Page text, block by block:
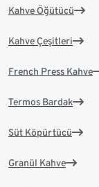
Kahve Öğütücü
Kahve Çeşitleri
French Press Kahve
Termos Bardak
Süt Köpürtücü
Granül Kahve